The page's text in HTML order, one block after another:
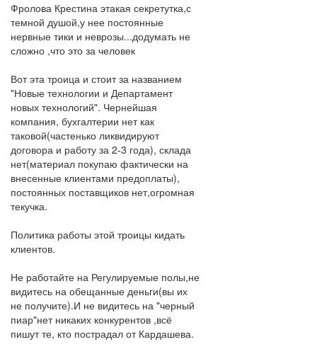
Фролова Крестина этакая секретутка,с
темной душой,у нее постоянные
нервные тики и неврозы...додумать не
сложно ,что это за человек
Вот эта троица и стоит за названием
"Новые технологии и Департамент
новых технологий". Чернейшая
компания, бухгалтерии нет как
таковой(частенько ликвидируют
договора и работу за 2-3 года), склада
нет(материал покупаю фактически на
внесенные клиентами предоплаты),
постоянных поставщиков нет,огромная
текучка.
Политика работы этой троицы кидать
клиентов.
Не работайте на Регулируемые полы,не
видитесь на обещанные деньги(вы их
не получите).И не видитесь на "черный
пиар"нет никаких конкурентов ,всё
пишут те, кто пострадал от Кардашева.